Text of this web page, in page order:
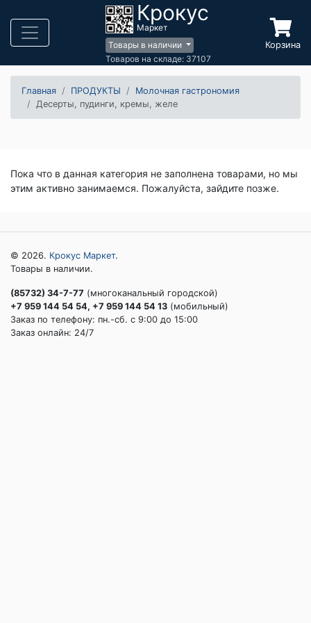
Крокус
Маркет
Товары в наличии
Товаров на складе: 37107
Корзина
Главная ПРОДУКТЫ
Молочная гастрономия
Десерты, пудинги, кремы, желе
Пока что в данная категория не заполнена товарами, но мы
этим активно занимаемся. Пожалуйста, зайдите позже.
© 2026. Крокус Маркет.
Товары в наличии.
(85732) 34-7-77 (многоканальный городской)
+7 959 144 54 54, +7 959 144 54 13 (мобильный)
Заказ по телефону: пн.-сб. c 9:00 до 15:00
Заказ онлайн: 24/7